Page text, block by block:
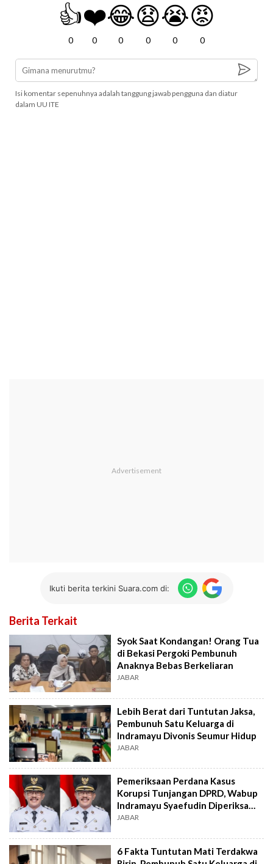
👍
0
❤️
0
😂
0
😧
0
😭
0
😡
0
Isi komentar sepenuhnya adalah tanggung jawab pengguna dan diatur
dalam UU ITE
Ikuti berita terkini Suara.com di:
Berita Terkait
Syok Saat Kondangan! Orang Tua
di Bekasi Pergoki Pembunuh
Anaknya Bebas Berkeliaran
JABAR
Lebih Berat dari Tuntutan Jaksa,
Pembunuh Satu Keluarga di
Indramayu Divonis Seumur Hidup
JABAR
Pemeriksaan Perdana Kasus
Korupsi Tunjangan DPRD, Wabup
Indramayu Syaefudin Diperiksa
Kejati Jabar
JABAR
6 Fakta Tuntutan Mati Terdakwa